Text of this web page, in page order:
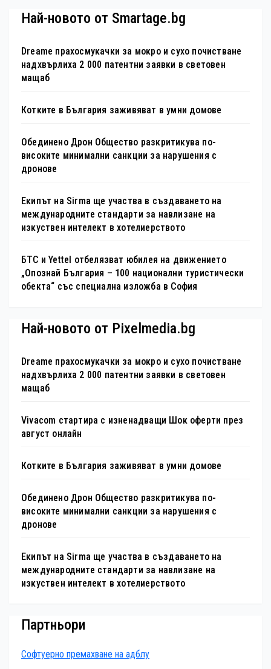
Най-новото от Smartage.bg
Dreame прахосмукачки за мокро и сухо почистване
надхвърлиха 2 000 патентни заявки в световен
мащаб
Котките в България заживяват в умни домове
Обединено Дрон Общество разкритикува по-
високите минимални санкции за нарушения с
дронове
Екипът на Sirma ще участва в създаването на
международните стандарти за навлизане на
изкуствен интелект в хотелиерството
БТС и Yettel отбелязват юбилея на движението
„Опознай България – 100 национални туристически
обекта“ със специална изложба в София
Най-новото от Pixelmedia.bg
Dreame прахосмукачки за мокро и сухо почистване
надхвърлиха 2 000 патентни заявки в световен
мащаб
Vivacom стартира с изненадващи Шок оферти през
август онлайн
Котките в България заживяват в умни домове
Обединено Дрон Общество разкритикува по-
високите минимални санкции за нарушения с
дронове
Екипът на Sirma ще участва в създаването на
международните стандарти за навлизане на
изкуствен интелект в хотелиерството
Партньори
Софтуерно премахване на адблу